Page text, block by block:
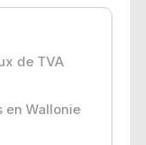
de TVA
en Wallonie